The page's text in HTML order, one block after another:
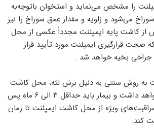
را مشخص می‌نماید و استخوان باتوجه‌به
می‌شود و زاویه و مقدار عمق سوراخ را نیز
کاشت پایه ایمپلنت مجدداً عکسی از محل
قرارگیری ایمپلنت مورد تأیید قرار
بخیه خواهد شد .
به روش سنتی به دلیل برش لثه، محل کاشت
مقداری درد و تورم خواهد داشت و بیمار باید حداقل ۳ الی ۶ ماه پس
ویژه از محل کاشت ایمپلنت تا زمان
کند.